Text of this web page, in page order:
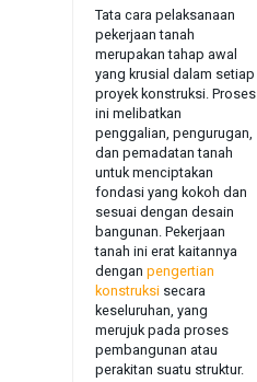
Tata cara pelaksanaan
pekerjaan tanah
merupakan tahap awal
yang krusial dalam setiap
proyek konstruksi. Proses
ini melibatkan
penggalian, pengurugan,
dan pemadatan tanah
untuk menciptakan
fondasi yang kokoh dan
sesuai dengan desain
bangunan. Pekerjaan
tanah ini erat kaitannya
dengan pengertian
konstruksi secara
keseluruhan, yang
merujuk pada proses
pembangunan atau
perakitan suatu struktur.